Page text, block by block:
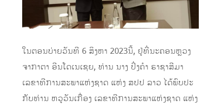
ໃນຕອນ​ບ່າຍ​ວັນ​ທີ 6 ສິງຫາ 2023​ນີ້, ຢູ່​ທີ່ນະຄອນຫຼວງ​
ຈາ​ກາ​ຕາ​ ອີນໂດເນເຊຍ, ທ່ານ ນາງ ປິ່ງຄຳ ຣາຊາສີມາ
ເລຂາທີການສະພາແຫ່ງຊາດ ແຫ່ງ ສປປ ລາວ ໄດ້ພົບປະ
ກັບທ່ານ ຫວູວັນເກື່ອງ ເລຂາທີການສະພາແຫ່ງຊາດ ແຫ່ງ